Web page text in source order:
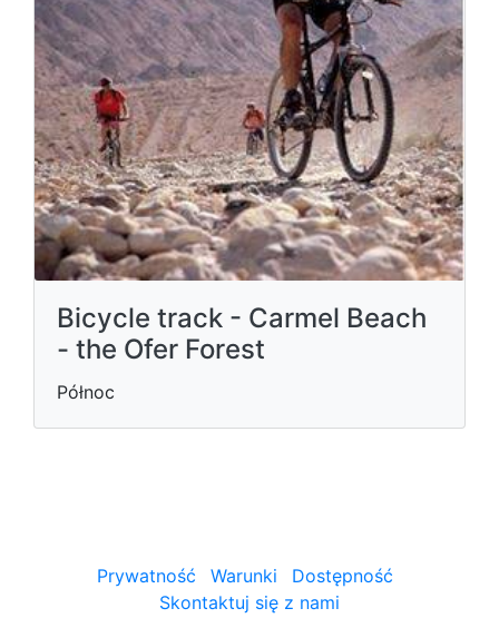
Bicycle track - Carmel Beach
- the Ofer Forest
Północ
Prywatność Warunki
Dostępność
Skontaktuj się z nami